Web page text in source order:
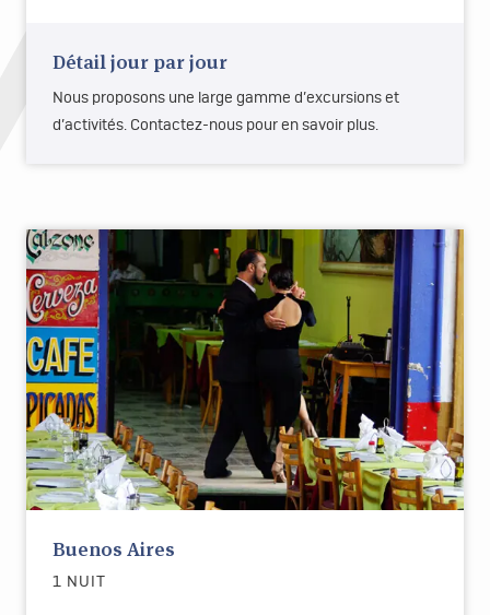
Détail jour par jour
Nous proposons une large gamme d’excursions et
d’activités. Contactez-nous pour en savoir plus.
Buenos Aires
1 NUIT